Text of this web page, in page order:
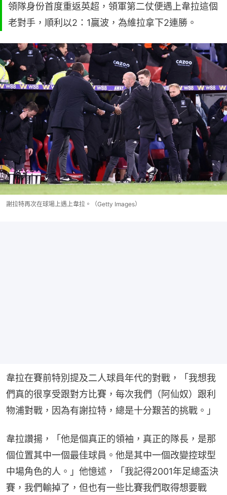
領隊身份首度重返英超，領軍第二仗便遇上韋拉這個
老對手，順利以2：1贏波，為維拉拿下2連勝。
謝拉特再次在球場上遇上韋拉。（Getty Images）
韋拉在賽前特別提及二人球員年代的對戰，「我想我
們真的很享受跟對方比賽，每次我們（阿仙奴）跟利
物浦對戰，因為有謝拉特，總是十分艱苦的挑戰。」
韋拉讚揚，「他是個真正的領袖，真正的隊長，是那
個位置其中一個最佳球員。他是其中一個改變控球型
中場角色的人。」他憶述，「我記得2001年足總盃決
賽，我們輸掉了，但也有一些比賽我們取得想要戰